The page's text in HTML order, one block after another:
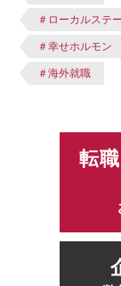
＃ローカルステ
＃幸せホルモン
＃海外就職
転